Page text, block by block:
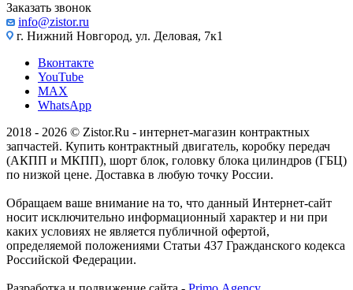
Заказать звонок
info@zistor.ru
г. Нижний Новгород, ул. Деловая, 7к1
Вконтакте
YouTube
MAX
WhatsApp
2018 - 2026 © Zistor.Ru - интернет-магазин контрактных
запчастей. Купить контрактный двигатель, коробку передач
(АКПП и МКПП), шорт блок, головку блока цилиндров (ГБЦ)
по низкой цене. Доставка в любую точку России.
Обращаем ваше внимание на то, что данный Интернет-сайт
носит исключительно информационный характер и ни при
каких условиях не является публичной офертой,
определяемой положениями Статьи 437 Гражданского кодекса
Российской Федерации.